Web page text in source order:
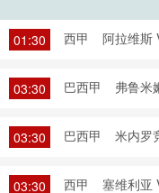
01:30
西甲 阿拉维斯
03:30 巴西甲 弗鲁米
03:30 巴西甲 米内罗
03:30 西甲 塞维利亚